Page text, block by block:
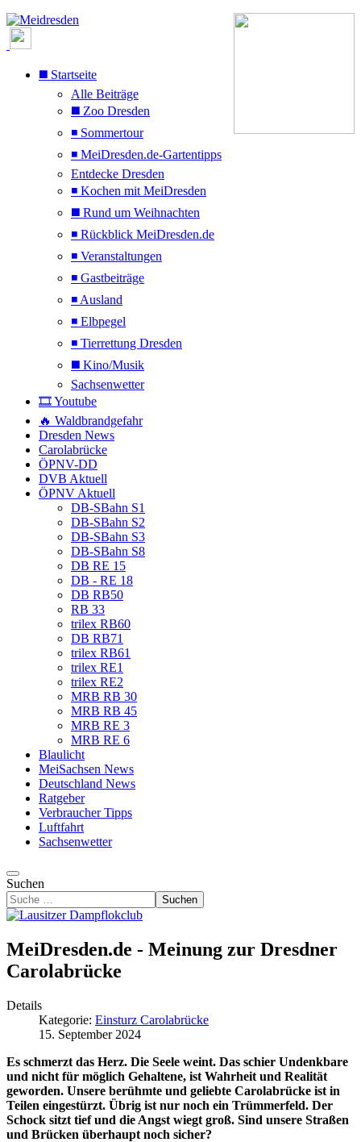
◼️ Startseite
Alle Beiträge
◼️ Zoo Dresden
◾ Sommertour
◾ MeiDresden.de-Gartentipps
Entdecke Dresden
◾ Kochen mit MeiDresden
◼️ Rund um Weihnachten
◾ Rückblick MeiDresden.de
◾ Veranstaltungen
◾ Gastbeiträge
◾ Ausland
◾ Elbpegel
◾ Tierrettung Dresden
◼️ Kino/Musik
Sachsenwetter
🎞️ Youtube
🔥 Waldbrandgefahr
Dresden News
Carolabrücke
ÖPNV-DD
DVB Aktuell
ÖPNV Aktuell
DB-SBahn S1
DB-SBahn S2
DB-SBahn S3
DB-SBahn S8
DB RE 15
DB - RE 18
DB RB50
RB 33
trilex RB60
DB RB71
trilex RB61
trilex RE1
trilex RE2
MRB RB 30
MRB RB 45
MRB RE 3
MRB RE 6
Blaulicht
MeiSachsen News
Deutschland News
Ratgeber
Verbraucher Tipps
Luftfahrt
Sachsenwetter
Suchen
Suchen
MeiDresden.de - Meinung zur Dresdner
Carolabrücke
Details
Kategorie: Einsturz Carolabrücke
15. September 2024
Es schmerzt das Herz. Die Seele weint. Das schier Undenkbare
und nicht für möglich Gehaltene, ist Wahrheit und Realität
geworden. Unsere berühmte und geliebte Carolabrücke ist in
Teilen eingestürzt. Übrig ist nur noch ein Trümmerfeld. Der
Schock sitzt tief und die Angst wiegt groß. Sind unsere Straßen
und Brücken überhaupt noch sicher?